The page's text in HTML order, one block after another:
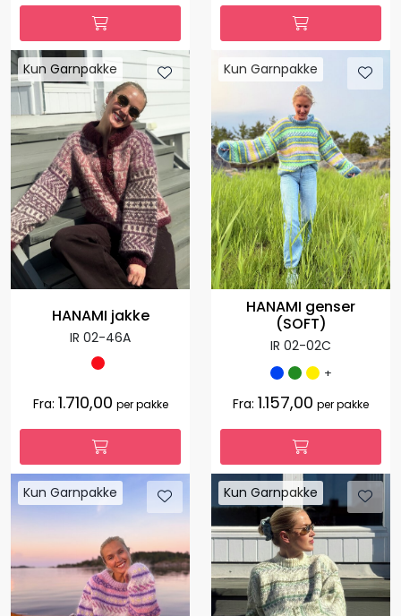
Kun Garnpakke
HANAMI jakke
IR 02-46A
Fra: 1.710,00 per pakke
Kun Garnpakke
HANAMI genser
(SOFT)
IR 02-02C
+
Fra: 1.157,00 per pakke
Kun Garnpakke Kun Garnpakke